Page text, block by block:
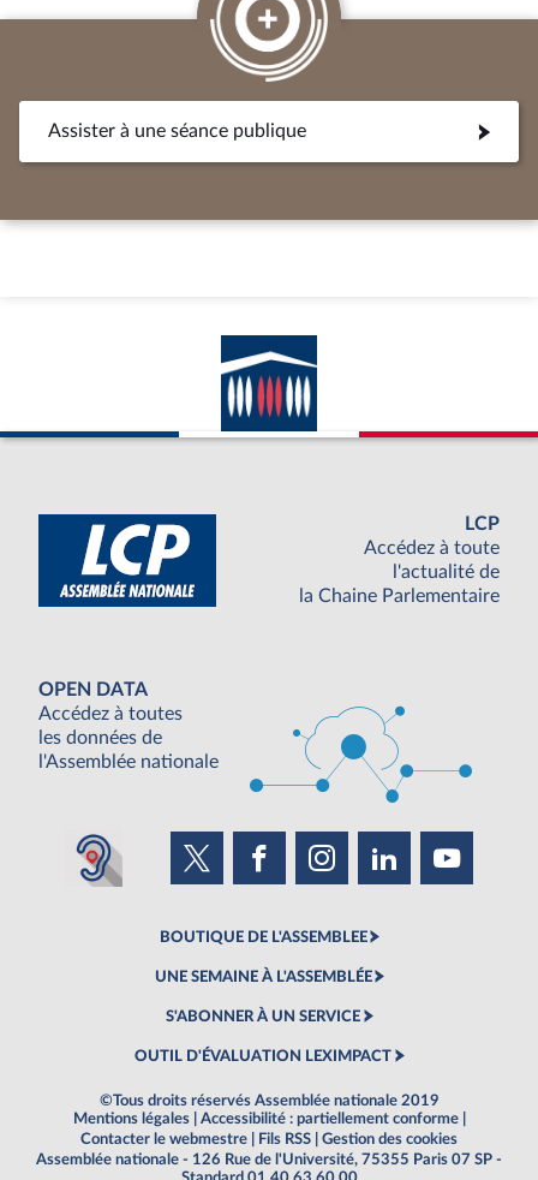
Assister à une séance publique
LCP
Accédez à toute
l'actualité de
la Chaine Parlementaire
OPEN DATA
Accédez à toutes
les données de
l'Assemblée nationale
BOUTIQUE DE L'ASSEMBLEE
UNE SEMAINE À L'ASSEMBLÉE
S'ABONNER À UN SERVICE
OUTIL D'ÉVALUATION LEXIMPACT
©Tous droits réservés Assemblée nationale 2019
Mentions légales
Accessibilité : partiellement conforme
Contacter le webmestre
Fils RSS
Gestion des cookies
Assemblée nationale - 126 Rue de l'Université, 75355 Paris 07 SP -